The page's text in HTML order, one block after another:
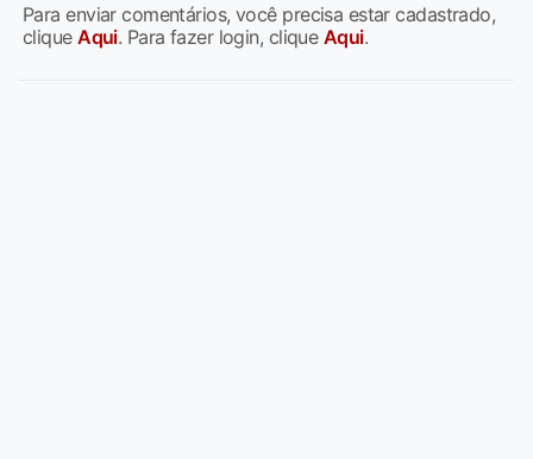
Para enviar comentários, você precisa estar cadastrado,
cliqueAqui. Para fazer login, clique Aqui.